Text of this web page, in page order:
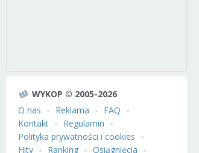
WYKOP © 2005-2026
O nas
Reklama
FAQ
Kontakt
Regulamin
Polityka prywatności i cookies
Hity
Ranking
Osiągnięcia